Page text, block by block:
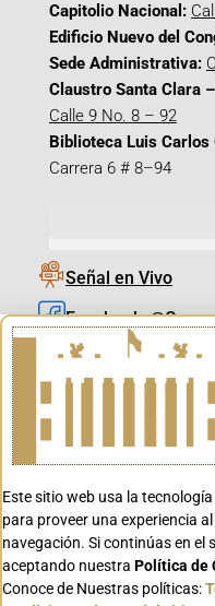
Capitolio Nacional:
Edificio Nuevo del
Sede Administrativa:
Claustro Santa Clara
Calle 9 No. 8 – 92
Biblioteca Luis Carlos
Carrera 6 # 8–94
Señal en Vivo
Este sitio web usa la
para proveer una experiencia
navegación. Si continúas en el
aceptando nuestra Política de
Conoce de Nuestras políticas: